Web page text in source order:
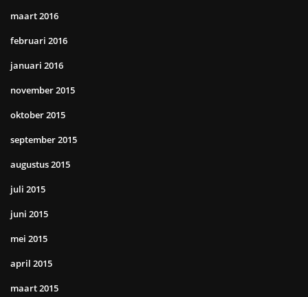
maart 2016
februari 2016
januari 2016
november 2015
oktober 2015
september 2015
augustus 2015
juli 2015
juni 2015
mei 2015
april 2015
maart 2015